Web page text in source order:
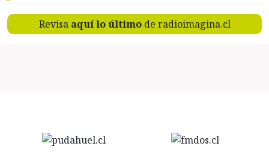
Revisa aquí lo últimode radioimagina.cl